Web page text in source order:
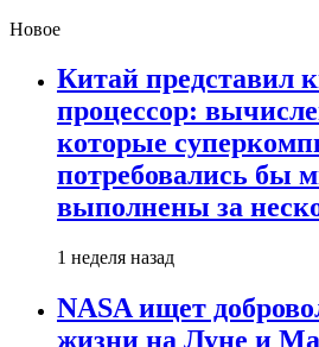
Новое
Китай представил
процессор:
которые
потребовались бы
выполнены за
1 неделя назад
NASA ищет
жизни на Луне и